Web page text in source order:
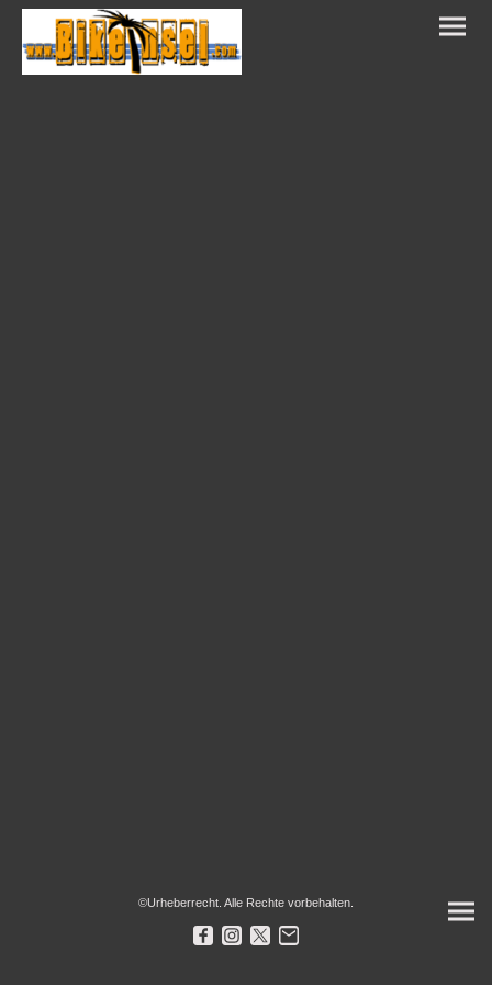
©Urheberrecht. Alle Rechte vorbehalten.